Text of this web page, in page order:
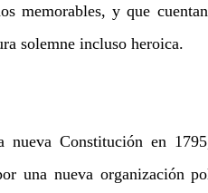
memorables, y que
solemne incluso heroica.
Constitución en
una nueva organización